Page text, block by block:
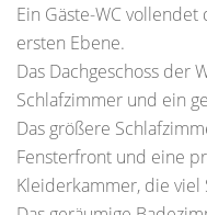
Ein Gäste-WC
ersten Ebene.
Das Dachgeschoss der
Schlafzimmer und ein
Das größere
Fensterfront und eine
Kleiderkammer, die viel